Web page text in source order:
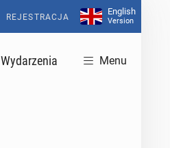
REJESTRACJA
English
Version
Wydarzenia Menu